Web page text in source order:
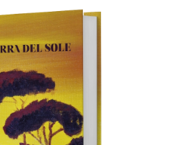
CARRELLO / DETTAGLI